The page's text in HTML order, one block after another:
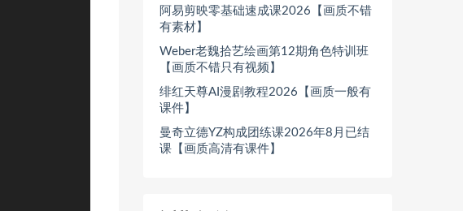
阿易剪映零基础速成课2026【画质不错
有素材】
Weber老魏拾艺绘画第12期角色特训班
【画质不错只有视频】
绯红天尊AI漫剧教程2026【画质一般有
课件】
曼奇立德YZ构成团练课2026年8月已结
课【画质高清有课件】